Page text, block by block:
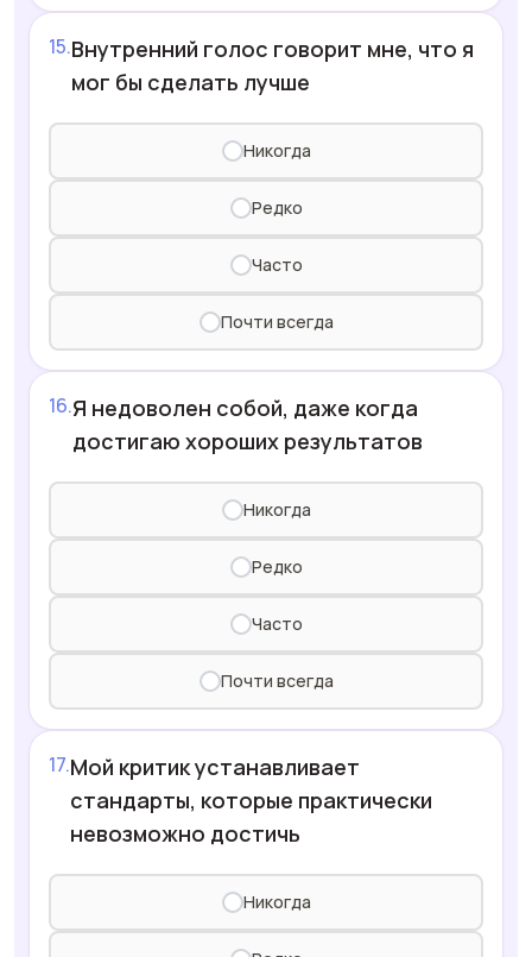
Внутренний голос говорит мне, что я
мог бы сделать лучше
Никогда
Редко
Часто
Почти всегда
Я недоволен собой, даже когда
достигаю хороших результатов
Никогда
Редко
Часто
Почти всегда
Мой критик устанавливает
стандарты, которые практически
невозможно достичь
Никогда